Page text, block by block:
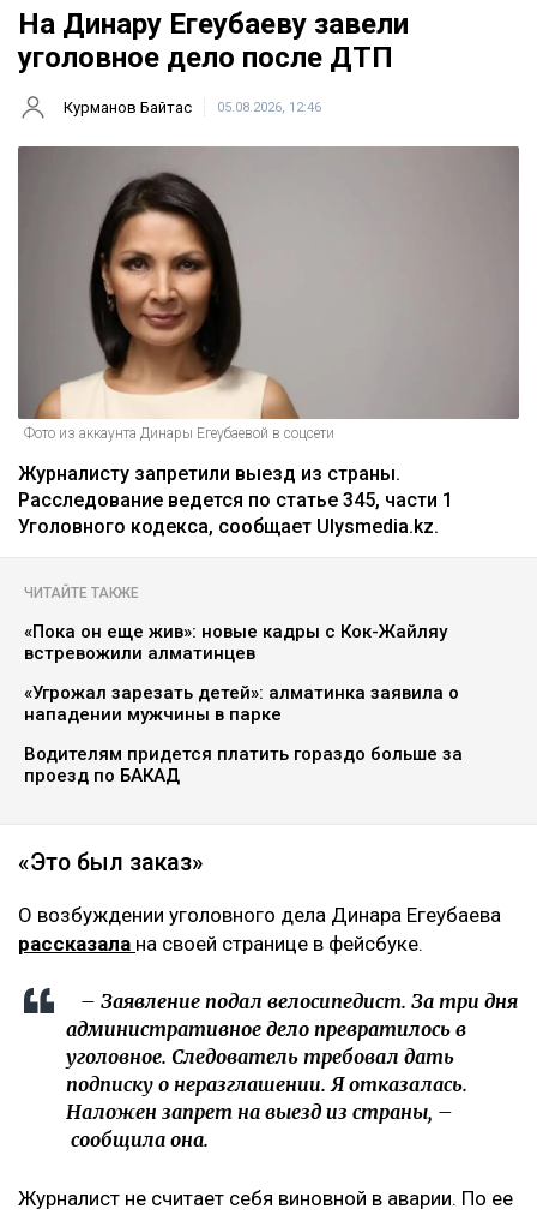
На Динару Егеубаеву завели
уголовное дело после ДТП
Курманов Байтас 05.08.2026, 12:46
Фото из аккаунта Динары Егеубаевой в соцсети
Журналисту запретили выезд из страны.
Расследование ведется по статье 345, части 1
Уголовного кодекса, сообщает Ulysmedia.kz.
ЧИТАЙТЕ ТАКЖЕ
«Пока он еще жив»: новые кадры с Кок-Жайляу
встревожили алматинцев
«Угрожал зарезать детей»: алматинка заявила о
нападении мужчины в парке
Водителям придется платить гораздо больше за
проезд по БАКАД
«Это был заказ»
О возбуждении уголовного дела Динара Егеубаева
рассказала на своей странице в фейсбуке.
– Заявление подал велосипедист. За три дня
административное дело превратилось в
уголовное. Следователь требовал дать
подписку о неразглашении. Я отказалась.
Наложен запрет на выезд из страны, –
сообщила она.
Журналист не считает себя виновной в аварии. По ее